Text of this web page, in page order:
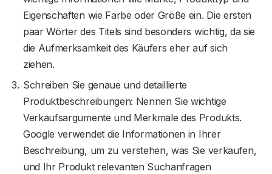
Eigenschaften wie Farbe oder Größe ein. Die ersten
paar Wörter des Titels sind besonders wichtig, da sie
die Aufmerksamkeit des Käufers eher auf sich
ziehen.
Schreiben Sie genaue und detaillierte
Produktbeschreibungen: Nennen Sie wichtige
Verkaufsargumente und Merkmale des Produkts.
Google verwendet die Informationen in Ihrer
Beschreibung, um zu verstehen, was Sie verkaufen,
und Ihr Produkt relevanten Suchanfragen